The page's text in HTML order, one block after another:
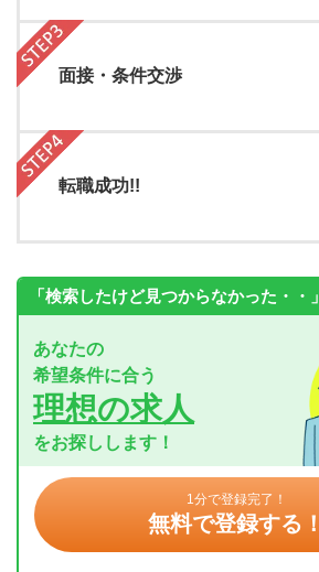
面接・条件交渉
転職成功!!
「検索したけど見つからなかった・・」
あなたの
希望条件に合う
理想の求人
をお探しします！
1分で登録完了！
無料で登録する！